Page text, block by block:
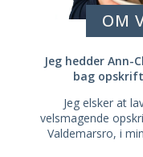
OM
Jeg hedder
bag
Jeg elsker at
velsmagende
Valdemarsro, i